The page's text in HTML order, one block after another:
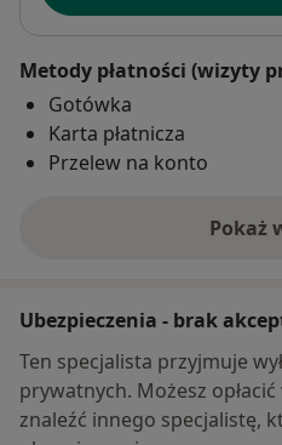
Metody płatności (wizyty
Gotówka
Karta płatnicza
Przelew na konto
Pokaż
Ubezpieczenia - brak
Ten specjalista przyjmuje
prywatnych. Możesz
znaleźć innego specjalistę,